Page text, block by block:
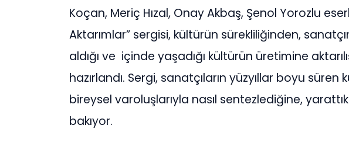
Koçan, Meriç Hızal, Onay Akbaş, Şenol Yorozlu
Aktarımlar” sergisi, kültürün sürekliliğinden,
aldığı ve içinde yaşadığı kültürün üretimine
hazırlandı. Sergi, sanatçıların yüzyıllar boyu süren
bireysel varoluşlarıyla nasıl sentezlediğine,
bakıyor.